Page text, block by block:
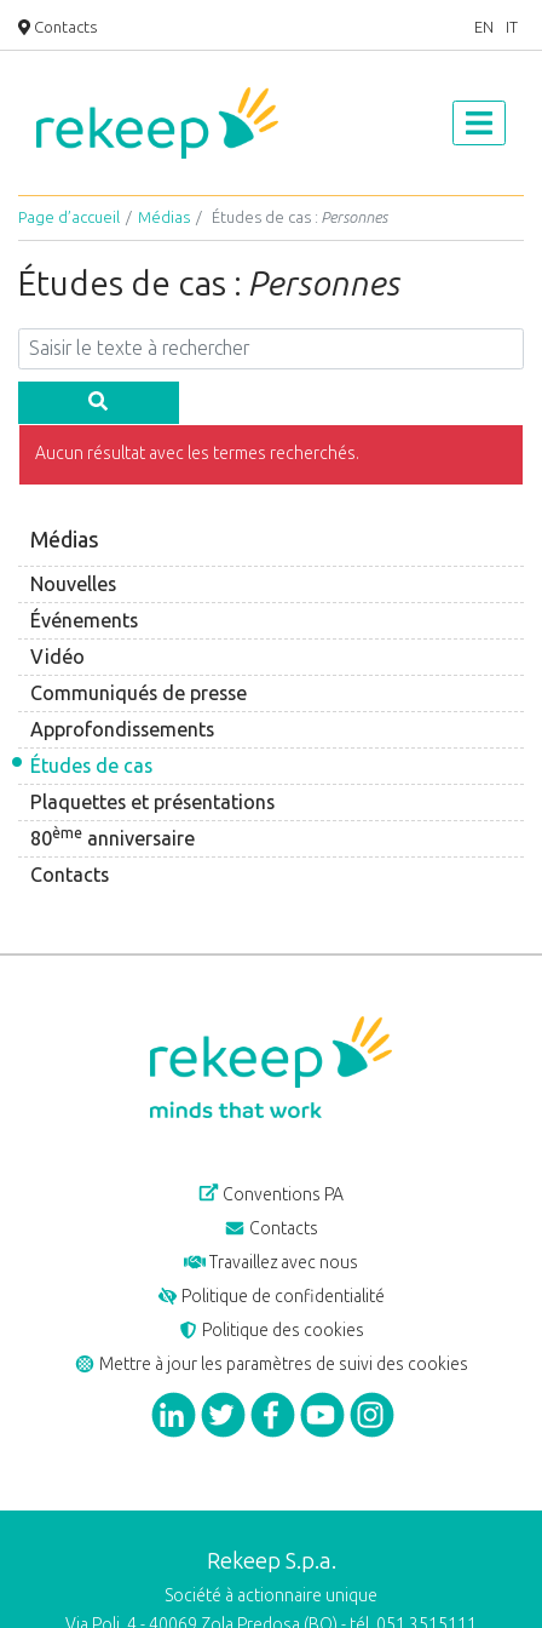
Contacts EN IT
Page d’accueil Médias Études de cas : Personnes
Médias
Nouvelles
Événements
Vidéo
Communiqués de presse
Approfondissements
Études de cas
Plaquettes et présentations
80ème anniversaire
Contacts
Études de cas : Personnes
Aucun résultat avec les termes recherchés.
Conventions PA
Contacts
Travaillez avec nous
Politique de confidentialité
Politique des cookies
Mettre à jour les paramètres de suivi des cookies
Rekeep S.p.a.
Société à actionnaire unique